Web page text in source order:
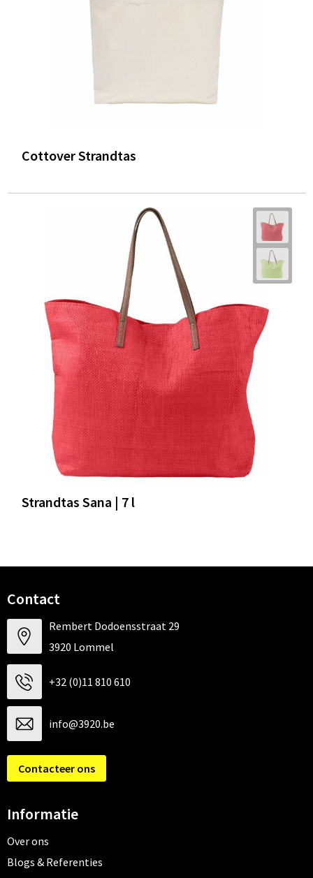
Cottover Strandtas
Strandtas Sana | 7 l
Contact
Rembert Dodoensstraat 29
3920 Lommel
+32 (0)11 810 610
info@3920.be
Contacteer ons
Informatie
Over ons
Blogs & Referenties